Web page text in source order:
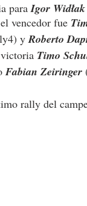
para Igor Widłak
el vencedor fue
y Roberto
Timo
Fabian Zeiringer
rally del